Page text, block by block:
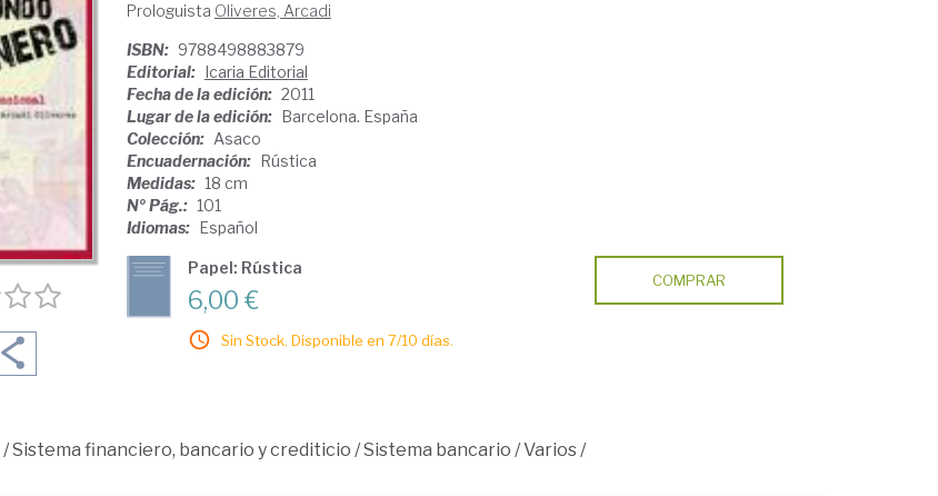
Prologuista Oliveres, Arcadi
ISBN: 9788498883879
Editorial: Icaria Editorial
Fecha de la edición: 2011
Lugar de la edición: Barcelona. España
Colección: Asaco
Encuadernación: Rústica
Medidas: 18 cm
Nº Pág.: 101
Idiomas: Español
Papel: Rústica
6,00 €
Sin Stock. Disponible en 7/10 días.
COMPRAR
/Sistema financiero, bancario y crediticio /Sistema bancario /Varios/